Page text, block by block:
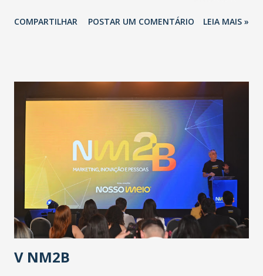
adotadas pelo Governo do Estado na contenção da
população suspeita e de cuidados com os ambientes
públicos e domiciliares. “Nós não estamos vivendo uma
epidemia comum, como temos em todos os anos, com
aumento de casos de dengue, influenza ou H1N1. Trata-se
de uma epidemia com um vírus diferente, com um poder de
contaminação maior que outros coronavírus”, apontou o
secretário. Segundo ele, é uma epidemia com chance de
contaminação alta, podendo gerar um grande risco à
população e ao sistema de saúde. “Precisamos saber fazer a
estratificação do risco da doença, para não so...
COMPARTILHAR POSTAR UM COMENTÁRIO LEIA MAIS »
V NM2B